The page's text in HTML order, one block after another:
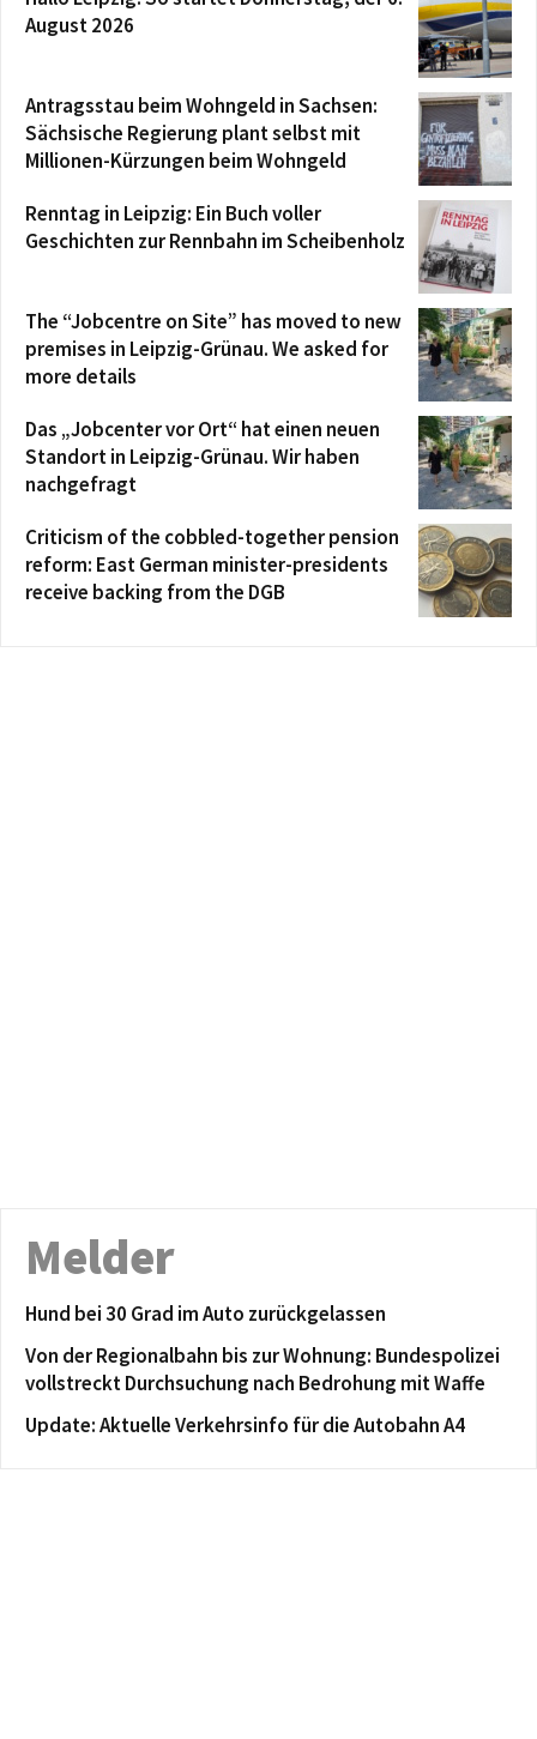
August 2026
Antragsstau beim Wohngeld in Sachsen:
Sächsische Regierung plant selbst mit
Millionen-Kürzungen beim Wohngeld
Renntag in Leipzig: Ein Buch voller
Geschichten zur Rennbahn im Scheibenholz
The “Jobcentre on Site” has moved to new
premises in Leipzig-Grünau. We asked for
more details
Das „Jobcenter vor Ort“ hat einen neuen
Standort in Leipzig-Grünau. Wir haben
nachgefragt
Criticism of the cobbled-together pension
reform: East German minister-presidents
receive backing from the DGB
Melder
Hund bei 30 Grad im Auto zurückgelassen
Von der Regionalbahn bis zur Wohnung: Bundespolizei
vollstreckt Durchsuchung nach Bedrohung mit Waffe
Update: Aktuelle Verkehrsinfo für die Autobahn A4